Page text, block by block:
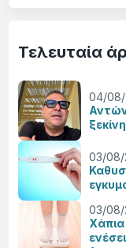
Τελευταία
04/
03/08/
03/08/
Χάπια